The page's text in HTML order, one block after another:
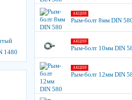
1480
АКЦИЯ
Рым-болт 8мм DIN
АКЦИЯ
Рым-болт 10мм DIN
АКЦИЯ
Рым-болт 12мм DIN